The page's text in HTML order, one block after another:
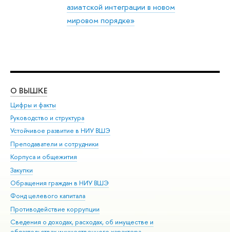
азиатской интеграции в новом
мировом порядке»
О ВЫШКЕ
Цифры и факты
Руководство и структура
Устойчивое развитие в НИУ ВШЭ
Преподаватели и сотрудники
Корпуса и общежития
Закупки
Обращения граждан в НИУ ВШЭ
Фонд целевого капитала
Противодействие коррупции
Сведения о доходах, расходах, об имуществе и